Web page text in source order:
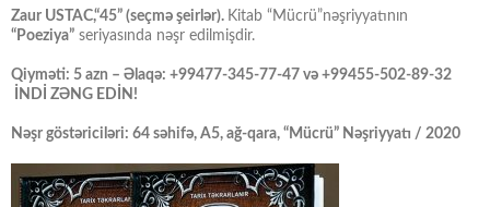
Zaur USTAC,“45” (seçmə şeirlər). Kitab “Mücrü”nəşriyyatının
“Poeziya” seriyasında nəşr edilmişdir.
Qiyməti: 5 azn – Əlaqə: +99477-345-77-47 və +99455-502-89-32
İNDİ ZƏNG EDİN!
Nəşr göstəriciləri: 64 səhifə, A5, ağ-qara, “Mücrü” Nəşriyyatı / 2020